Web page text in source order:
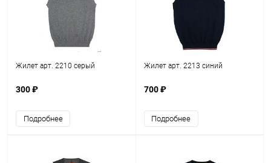
Жилет арт. 2210 серый
300 ₽
Подробнее
Жилет арт. 2213 синий
700 ₽
Подробнее